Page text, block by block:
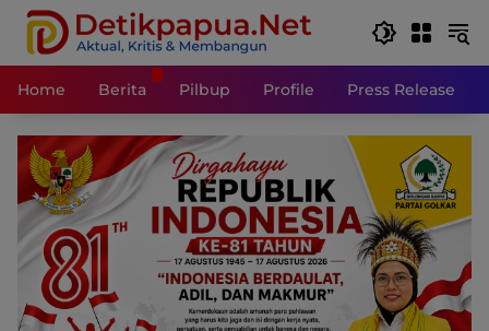
Langsung
konten
Home
Berita Pilbup Profile Press Release